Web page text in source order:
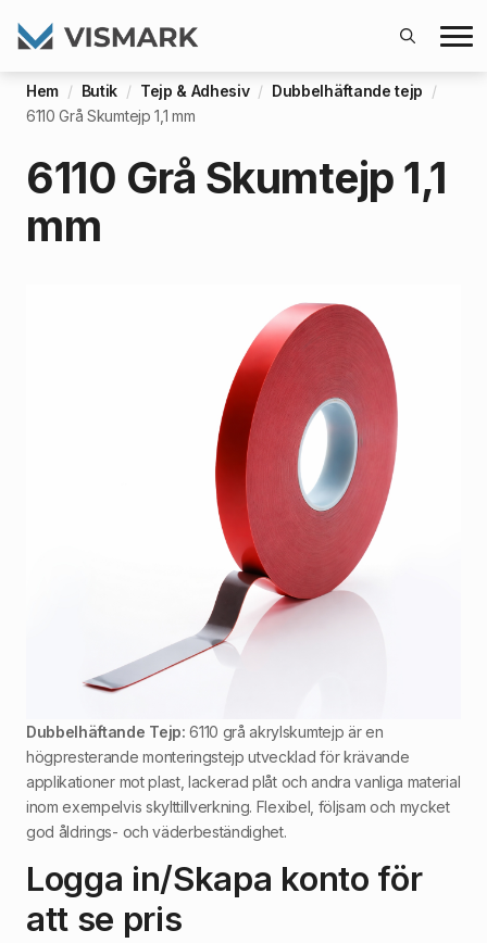
Search
for:
Hem Butik Tejp & Adhesiv
Dubbelhäftande tejp
6110 Grå Skumtejp 1,1 mm
6110 Grå Skumtejp 1,1
mm
Dubbelhäftande Tejp: 6110 grå akrylskumtejp är en
högpresterande monteringstejp utvecklad för krävande
applikationer mot plast, lackerad plåt och andra vanliga material
inom exempelvis skylttillverkning. Flexibel, följsam och mycket
god åldrings- och väderbeständighet.
Logga in/Skapa konto för
att se pris